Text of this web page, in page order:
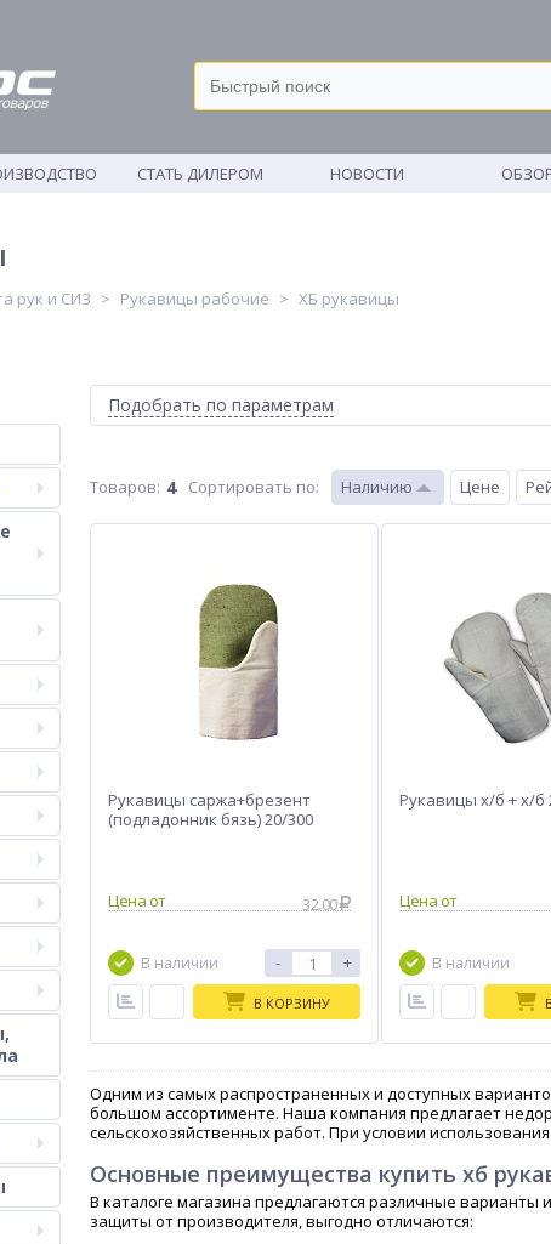
СТАТЬ ДИЛЕРОМ НОВОСТИ
рук и СИЗ Рукавицы рабочие ХБ рукавицы
Подобрать по параметрам
4 Сортировать по: Наличию Цене
Рукавицы саржа+брезент
(подладонник бязь) 20/300
Цена от 32.00
- +
В КОРЗИНУ
Рукавицы х/б + х/б
Цена от
Одним из самых распространенных и доступных
большом ассортименте. Наша компания предлагает
сельскохозяйственных работ. При условии
Основные преимущества купить хб
В каталоге магазина предлагаются различные
защиты от производителя, выгодно отличаются: